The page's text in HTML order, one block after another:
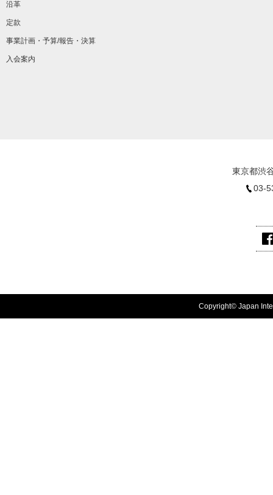
沿革
定款
事業計画・予算/報告・決算
入会案内
東京都渋
03-
Copyright© Japan